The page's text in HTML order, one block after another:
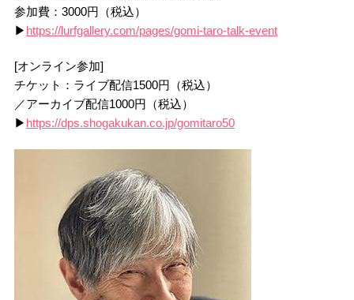
参加費：3000円（税込）
▶ https://lurfgallery.com/pages/gomi-taro-talk-event
[オンライン参加]
チケット：ライブ配信1500円（税込）
／アーカイブ配信1000円（税込）
▶ https://dps.shogakukan.co.jp/gomitaro50